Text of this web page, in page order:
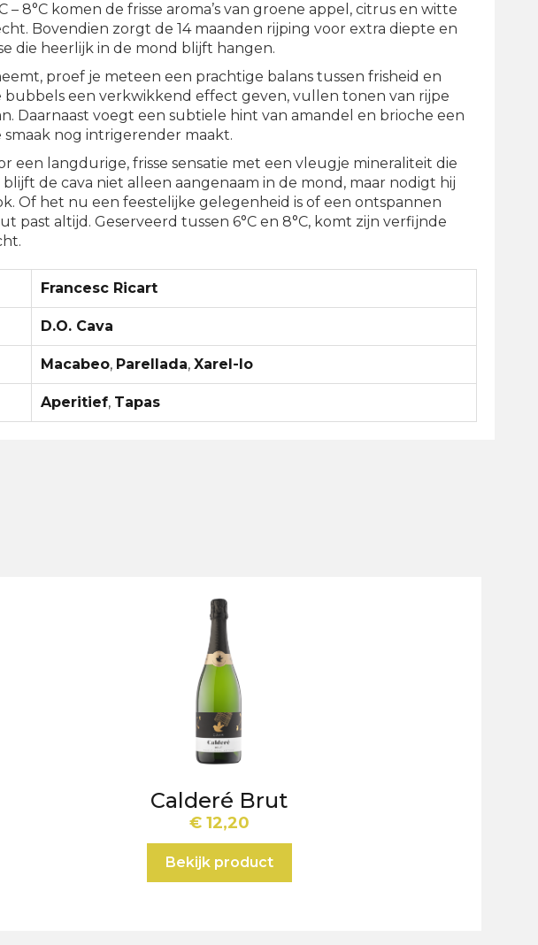
8°C komen de frisse aroma’s van groene appel, citrus en witte
Bovendien zorgt de 14 maanden rijping voor extra diepte en
die heerlijk in de mond blijft hangen.
proef je meteen een prachtige balans tussen frisheid en
bubbels een verkwikkend effect geven, vullen tonen van rijpe
Daarnaast voegt een subtiele hint van amandel en brioche een
nog intrigerender maakt.
een langdurige, frisse sensatie met een vleugje mineraliteit die
de cava niet alleen aangenaam in de mond, maar nodigt hij
Of het nu een feestelijke gelegenheid is of een ontspannen
past altijd. Geserveerd tussen 6°C en 8°C, komt zijn verfijnde
Francesc Ricart
D.O. Cava
Macabeo, Parellada,Xarel-lo
Aperitief, Tapas
Calderé Brut
€12,20
Bekijk product